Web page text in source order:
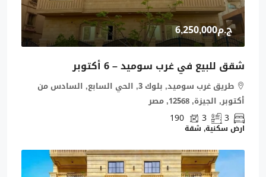
ج.م6,250,000
شقق للبيع في غرب سوميد – 6 أكتوبر
طريق غرب سوميد, بلوك 3, الحي السابع, السادس من
أكتوبر, الجيزة, 12568, مصر
3
3
190
ارض سكنية, شقة